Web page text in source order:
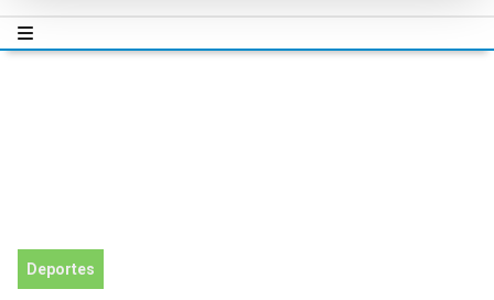
Deportes